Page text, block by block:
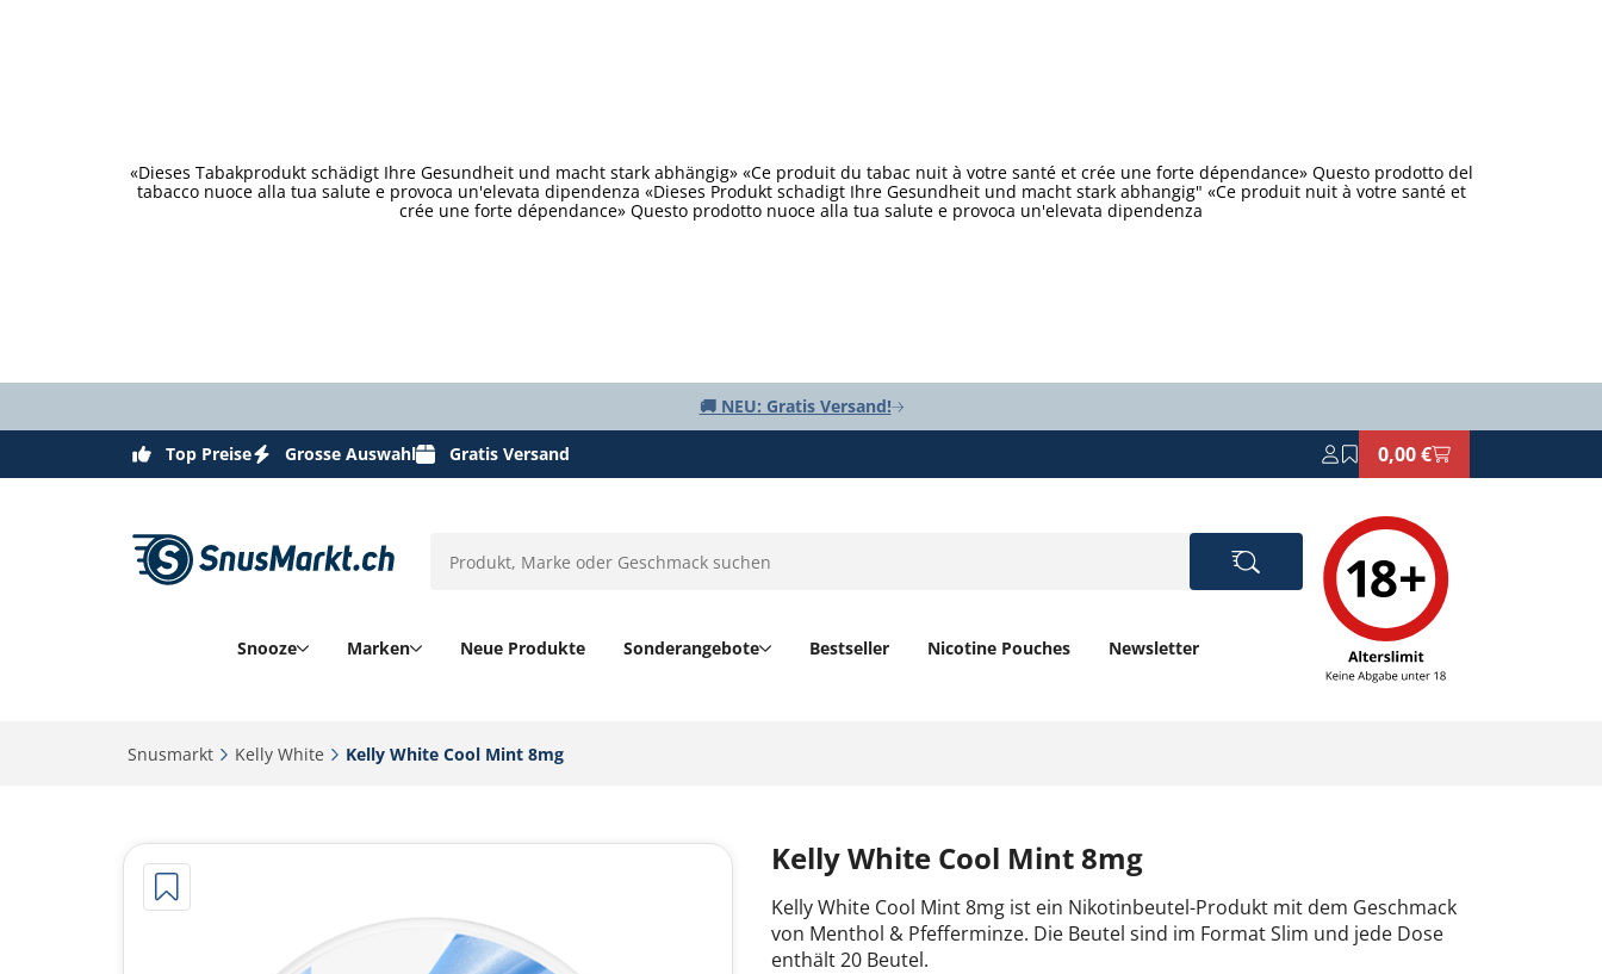
«Dieses Tabakprodukt schädigt Ihre Gesundheit und macht stark abhängig» «Ce produit du tabac nuit à votre santé et crée une forte dépendance» Questo prodotto del
tabacco nuoce alla tua salute e provoca un'elevata dipendenza «Dieses Produkt schadigt Ihre Gesundheit und macht stark abhangig" «Ce produit nuit à votre santé et
crée une forte dépendance» Questo prodotto nuoce alla tua salute e provoca un'elevata dipendenza
🚚 NEU: Gratis Versand!
Top Preise Grosse Auswahl Gratis Versand 0,00 €
Snooze Marken Neue Produkte Sonderangebote Bestseller Nicotine Pouches Newsletter
Snusmarkt‎ Kelly White‎ Kelly White Cool Mint 8mg‎
Kelly White Cool Mint 8mg
Kelly White Cool Mint 8mg ist ein Nikotinbeutel-Produkt mit dem Geschmack
von Menthol & Pfefferminze. Die Beutel sind im Format Slim und jede Dose
enthält 20 Beutel.